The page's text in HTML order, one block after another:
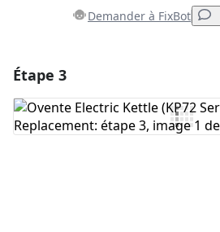
Demander à FixBot
Ajouter un commentaire
Étape 3